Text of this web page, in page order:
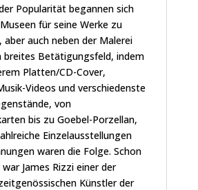
Popularität begannen sich
für seine Werke zu
aber auch neben der Malerei
breites Betätigungsfeld, indem
Platten/CD-Cover,
Videos und verschiedenste
von
bis zu Goebel-Porzellan,
Einzelausstellungen
waren die Folge. Schon
James Rizzi einer der
Künstler der